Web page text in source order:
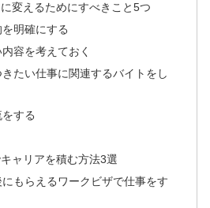
変えるためにすべきこと5つ
明確にする
容を考えておく
たい仕事に関連するバイトをし
する
ャリアを積む方法3選
もらえるワークビザで仕事をす